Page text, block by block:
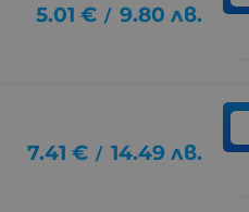
5.01 € / 9.80 лв.
7.41 € / 14.49 лв.